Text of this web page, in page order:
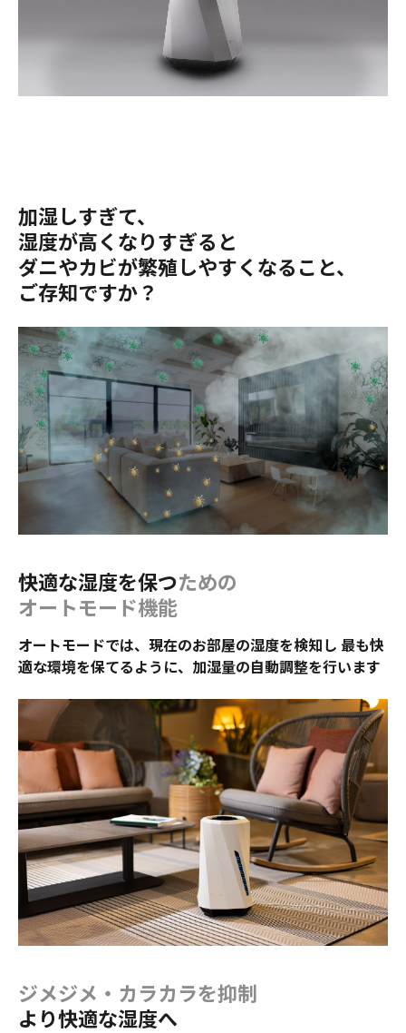
加湿しすぎて、
湿度が高くなりすぎると
ダニやカビが繁殖しやすくなること、
ご存知ですか？
快適な湿度を保つための
オートモード機能
オートモードでは、現在のお部屋の湿度を検知し 最も快
適な環境を保てるように、加湿量の自動調整を行います
ジメジメ・カラカラを抑制
より快適な湿度へ